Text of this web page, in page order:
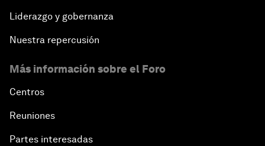
Liderazgo y gobernanza
Nuestra repercusión
Más información sobre el Foro
Centros
Reuniones
Partes interesadas